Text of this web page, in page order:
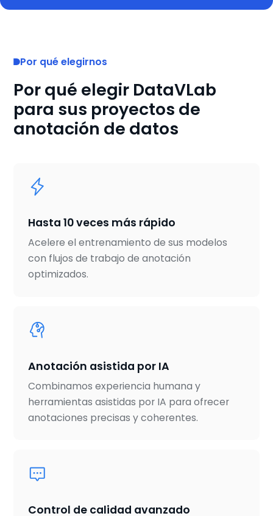
Por qué elegirnos
Por qué elegir DataVLab
para sus proyectos de
anotación de datos
Hasta 10 veces más rápido
Acelere el entrenamiento de sus modelos
con flujos de trabajo de anotación
optimizados.
Anotación asistida por IA
Combinamos experiencia humana y
herramientas asistidas por IA para ofrecer
anotaciones precisas y coherentes.
Control de calidad avanzado